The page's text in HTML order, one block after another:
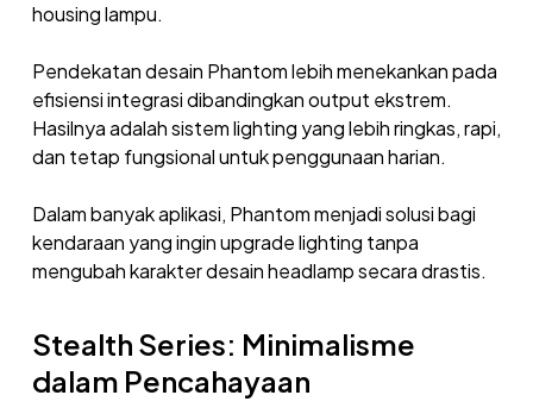
housing lampu.
Pendekatan desain Phantom lebih menekankan pada
efisiensi integrasi dibandingkan output ekstrem.
Hasilnya adalah sistem lighting yang lebih ringkas, rapi,
dan tetap fungsional untuk penggunaan harian.
Dalam banyak aplikasi, Phantom menjadi solusi bagi
kendaraan yang ingin upgrade lighting tanpa
mengubah karakter desain headlamp secara drastis.
Stealth Series: Minimalisme
dalam Pencahayaan